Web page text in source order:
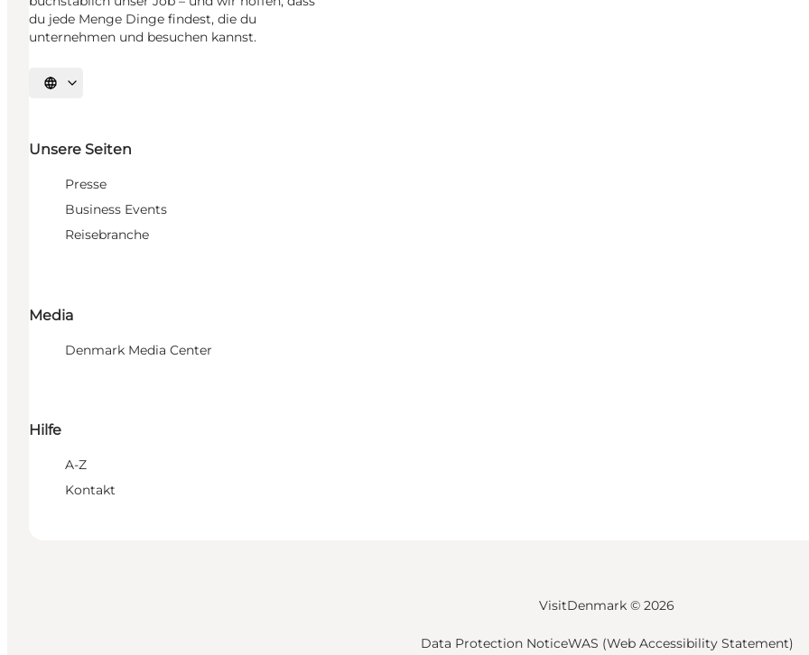
du jede Menge Dinge findest, die du
unternehmen und besuchen kannst.
Sprache auswählen
Unsere Seiten
Presse
Business Events
Reisebranche
Media
Denmark Media Center
Hilfe
A-Z
Kontakt
VisitDenmark © 2026
Data Protection NoticeWAS (Web Accessibility Statement)